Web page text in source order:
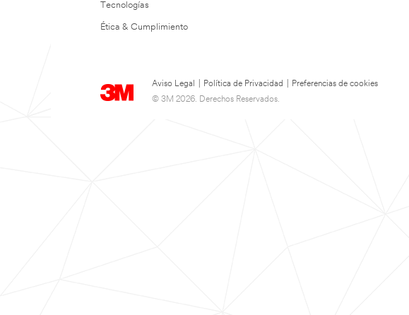
Tecnologías
Ética & Cumplimiento
Aviso Legal Política de Privacidad
Preferencias de cookies
© 3M 2026. Derechos Reservados.